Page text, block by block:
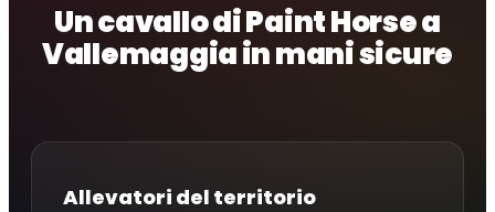
Un cavallo di Paint Horse a
Vallemaggia in mani sicure
Allevatori del territorio